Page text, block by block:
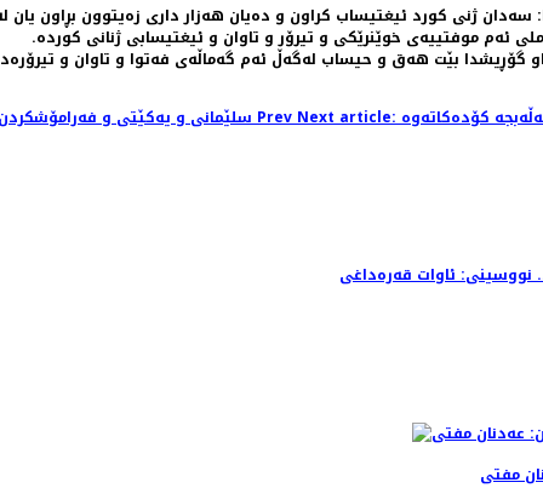
ژنی کورد ئیغتیساب کراون و دەیان هەزار داری زەیتوون بڕاون یان
ئەم موفتییەی خوێنرێکی و تیرۆر و تاوان و ئیغتیسابی ژنانی کوردە.
گۆڕیشدا بێت هەق و حیساب لەگەڵ ئەم گەماڵەی فەتوا و تاوان و
Previous article: سلێمانی و یەکێتی و فەرامۆشکردن ... محەمە نوریPrev
ئاوات قەرەداغی
مفتی